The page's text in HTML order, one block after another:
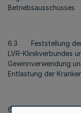
Betriebsausschusses
6.3 Feststellung der
LVR-Klinikverbundes
Gewinnverwendung
Entlastung der
6.4 Feststellung der